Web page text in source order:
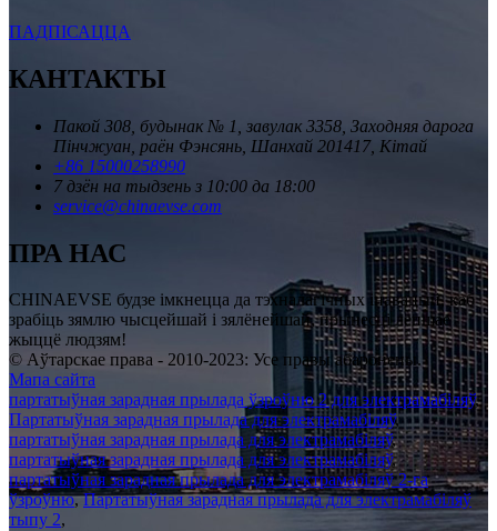
ПАДПІСАЦЦА
КАНТАКТЫ
Пакой 308, будынак № 1, завулак 3358, Заходняя дарога
Пінчжуан, раён Фэнсянь, Шанхай 201417, Кітай
+86 15000258990
7 дзён на тыдзень з 10:00 да 18:00
service@chinaevse.com
ПРА НАС
CHINAEVSE будзе імкнецца да тэхналагічных інавацый, каб
зрабіць зямлю чысцейшай і зялёнейшай, прынесці лепшае
жыццё людзям!
© Аўтарскае права - 2010-2023: Усе правы абаронены.
Мапа сайта
партатыўная зарадная прылада ўзроўню 2 для электрамабіляў,
Партатыўная зарадная прылада для электрамабіляў,
партатыўная зарадная прылада для электрамабіляў,
партатыўная зарадная прылада для электрамабіляў,
партатыўная зарадная прылада для электрамабіляў 2-га
ўзроўню,Партатыўная зарадная прылада для электрамабіляў
тыпу 2,